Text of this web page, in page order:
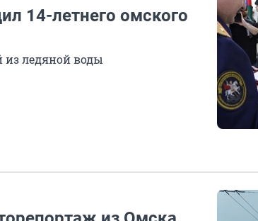
14-летнего омского
из ледяной воды